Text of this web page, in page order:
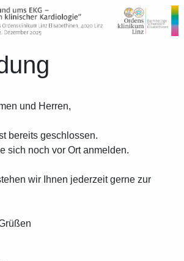
und Herren,
bereits geschlossen.
sich noch vor Ort anmelden.
wir Ihnen jederzeit gerne zur